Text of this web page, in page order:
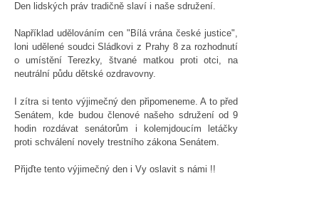
Den lidských práv tradičně slaví i naše sdružení.
Například udělováním cen "Bílá vrána české justice",
loni udělené soudci Sládkovi z Prahy 8 za rozhodnutí
o umístění Terezky, štvané matkou proti otci, na
neutrální půdu dětské ozdravovny.
I zítra si tento výjimečný den připomeneme. A to před
Senátem, kde budou členové našeho sdružení od 9
hodin rozdávat senátorům i kolemjdoucím letáčky
proti schválení novely trestního zákona Senátem.
Přijďte tento výjimečný den i Vy oslavit s námi !!